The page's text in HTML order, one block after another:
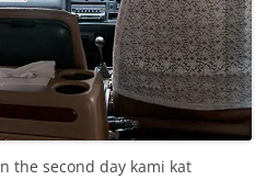
the second day kami kat